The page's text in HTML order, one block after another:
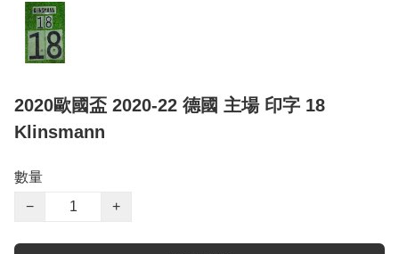
2020歐國盃 2020-22 德國 主場 印字 18
Klinsmann
數量
−
+